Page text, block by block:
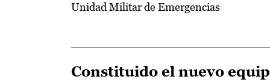
Unidad Militar de Emergencias
Constituido el nuevo